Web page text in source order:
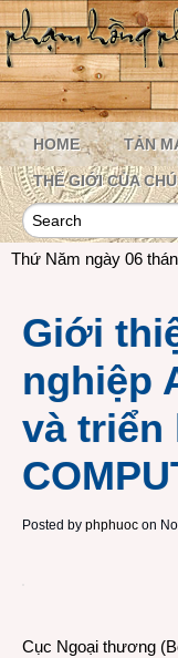
HOME TẢN
THẾ GIỚI CỦA
Thứ Năm ngày 06
Giới
nghiệp
và triển
Posted by phphuoc on
Cục Ngoại thương